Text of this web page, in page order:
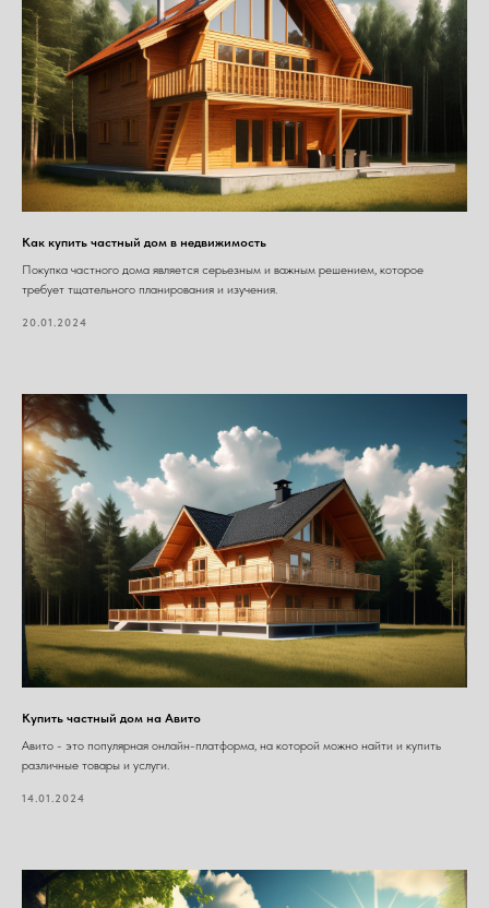
Как купить частный дом в недвижимость
Покупка частного дома является серьезным и важным решением, которое
требует тщательного планирования и изучения.
20.01.2024
Купить частный дом на Авито
Авито - это популярная онлайн-платформа, на которой можно найти и купить
различные товары и услуги.
14.01.2024